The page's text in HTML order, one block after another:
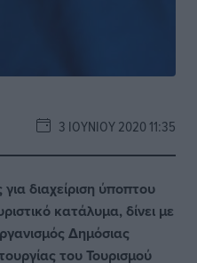
3 ΙΟΥΝΊΟΥ 2020 11:35
διαχείριση ύποπτου
κατάλυμα, δίνει με
Δημόσιας
του Τουρισμού